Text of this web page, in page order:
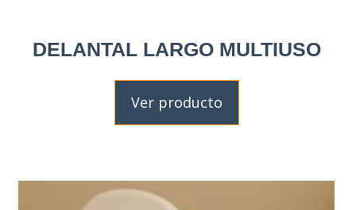
DELANTAL LARGO MULTIUSO
Ver producto